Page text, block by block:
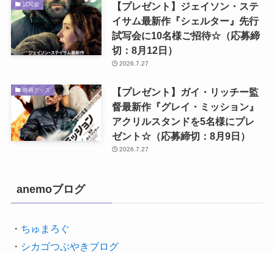
試写会
【プレゼント】ジェイソン・ステ
イサム最新作『シェルター』先行
試写会に10名様ご招待☆（応募締
切：8月12日）
2026.7.27
映画グッズ
【プレゼント】ガイ・リッチー監
督最新作『グレイ・ミッション』
アクリルスタンドを5名様にプレ
ゼント☆（応募締切：8月9日）
2026.7.27
anemoブログ
・ ちゅまろぐ
・ シカゴつぶやきブログ